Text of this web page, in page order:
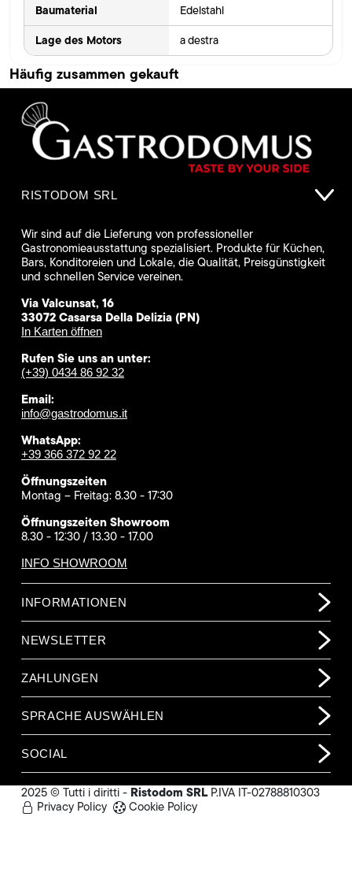
Baumaterial Edelstahl
Lage des Motors a destra
Häufig zusammen gekauft
RISTODOM SRL
Wir sind auf die Lieferung von professioneller
Gastronomieausstattung spezialisiert. Produkte für Küchen,
Bars, Konditoreien und Lokale, die Qualität, Preisgünstigkeit
und schnellen Service vereinen.
Via Valcunsat, 16
33072 Casarsa Della Delizia (PN)
In Karten öffnen
Rufen Sie uns an unter:
(+39) 0434 86 92 32
Email:
info@gastrodomus.it
WhatsApp:
+39 366 372 92 22
Öffnungszeiten
Montag – Freitag: 8.30 - 17:30
Öffnungszeiten Showroom
8.30 - 12:30 / 13.30 - 17.00
INFO SHOWROOM
INFORMATIONEN
NEWSLETTER
ZAHLUNGEN
SPRACHE AUSWÄHLEN
SOCIAL
2025 © Tutti i diritti - Ristodom SRLP.IVA IT-02788810303
Privacy Policy
Cookie Policy